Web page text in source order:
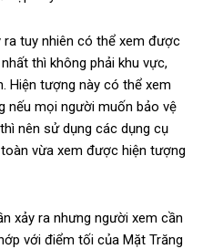
ra tuy nhiên có thể xem được
thì không phải khu vực,
Hiện tượng này có thể xem
nếu mọi người muốn bảo vệ
nên sử dụng các dụng cụ
vừa xem được hiện tượng
xảy ra nhưng người xem cần
với điểm tối của Mặt Trăng